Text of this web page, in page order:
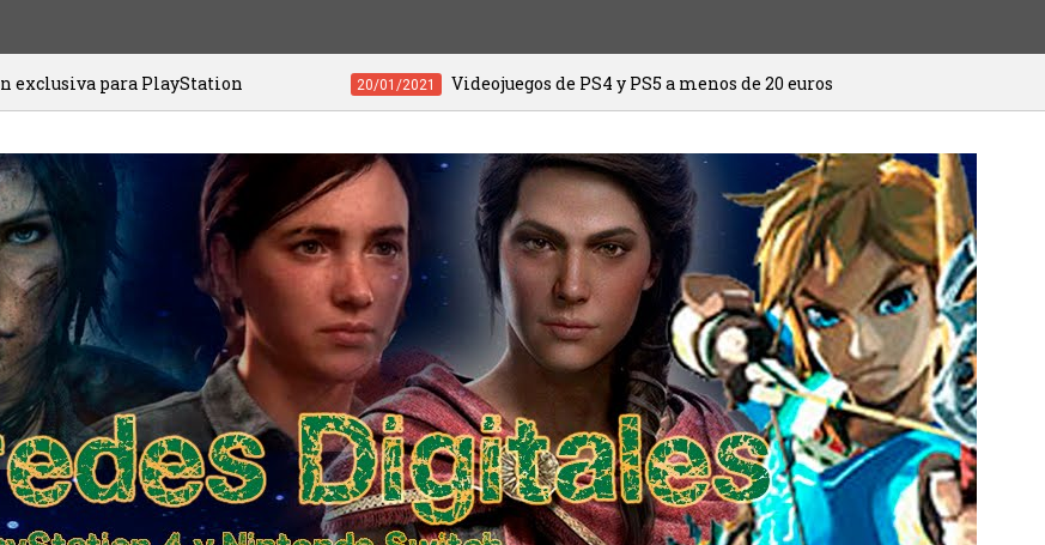
PlayStation 20/01/2021 Videojuegos de PS4 y PS5 a menos de 20 euros 20/01/2021